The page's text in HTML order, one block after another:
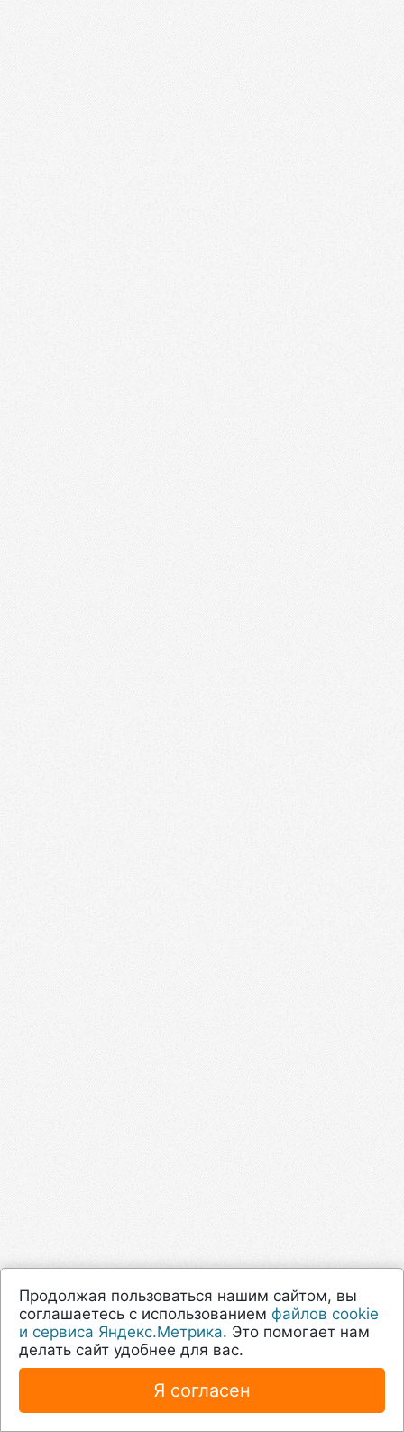
Продолжая пользоваться нашим сайтом, вы
соглашаетесь с использованием файлов cookie
и сервиса Яндекс.Метрика. Это помогает нам
делать сайт удобнее для вас.
Я согласен